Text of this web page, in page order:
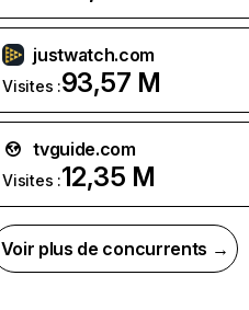
justwatch.com
Visites :93,57 M
tvguide.com
Visites :12,35 M
Voir plus de concurrents →